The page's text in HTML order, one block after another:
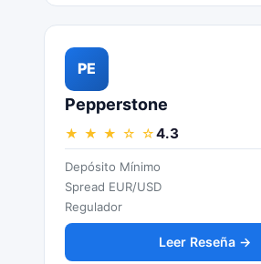
PE
Pepperstone
★ ★ ★ ☆ ☆4.3
Depósito Mínimo
Spread EUR/USD
Regulador
Leer Reseña →